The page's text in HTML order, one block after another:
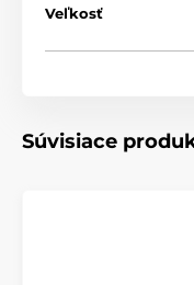
predchádzajúceho
Veľkosť
Súvisiace